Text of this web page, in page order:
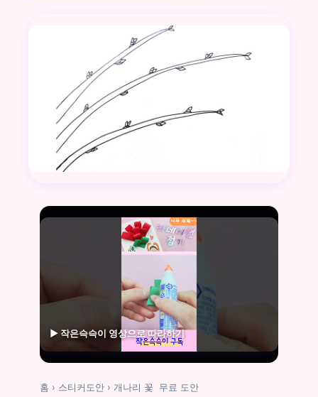
▶ 작은슥슥이 영상으로 따라하기
홈 › 스티커도안 › 개나리 꽃 무료 도안